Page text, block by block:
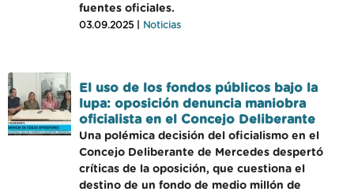
fuentes oficiales.
03.09.2025 | Noticias
El uso de los fondos públicos bajo la
lupa: oposición denuncia maniobra
oficialista en el Concejo Deliberante
Una polémica decisión del oficialismo en el
Concejo Deliberante de Mercedes despertó
críticas de la oposición, que cuestiona el
destino de un fondo de medio millón de